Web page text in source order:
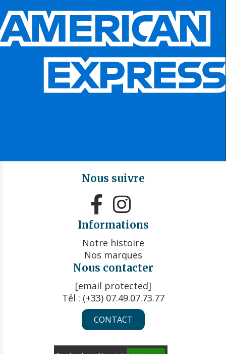
Nous suivre
 
Informations
Notre histoire
Nos marques
Nous contacter
[email protected]
Tél : (+33) 07.49.07.73.77
CONTACT